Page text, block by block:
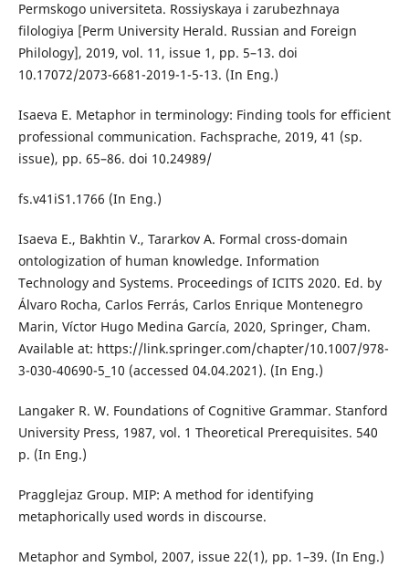
Permskogo universiteta. Rossiyskaya i zarubezhnaya
filologiya [Perm University Herald. Russian and Foreign
Philology], 2019, vol. 11, issue 1, pp. 5–13. doi
10.17072/2073-6681-2019-1-5-13. (In Eng.)
Isaeva E. Metaphor in terminology: Finding tools for efficient
professional communication. Fachsprache, 2019, 41 (sp.
issue), pp. 65–86. doi 10.24989/
fs.v41iS1.1766 (In Eng.)
Isaeva E., Bakhtin V., Tararkov A. Formal cross-domain
ontologization of human knowledge. Information
Technology and Systems. Proceedings of ICITS 2020. Ed. by
Álvaro Rocha, Carlos Ferrás, Carlos Enrique Montenegro
Marin, Víctor Hugo Medina García, 2020, Springer, Cham.
Available at: https://link.springer.com/chapter/10.1007/978-
3-030-40690-5_10 (accessed 04.04.2021). (In Eng.)
Langaker R. W. Foundations of Cognitive Grammar. Stanford
University Press, 1987, vol. 1 Theoretical Prerequisites. 540
p. (In Eng.)
Pragglejaz Group. MIP: A method for identifying
metaphorically used words in discourse.
Metaphor and Symbol, 2007, issue 22(1), pp. 1–39. (In Eng.)